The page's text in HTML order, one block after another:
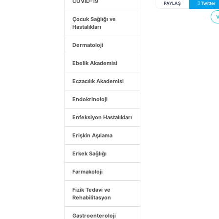
PAYLAŞ Twitter
Çocuk Sağlığı ve
Hastalıkları
Dermatoloji
Ebelik Akademisi
Eczacılık Akademisi
Endokrinoloji
Enfeksiyon Hastalıkları
Erişkin Aşılama
Erkek Sağlığı
Farmakoloji
Fizik Tedavi ve
Rehabilitasyon
Gastroenteroloji